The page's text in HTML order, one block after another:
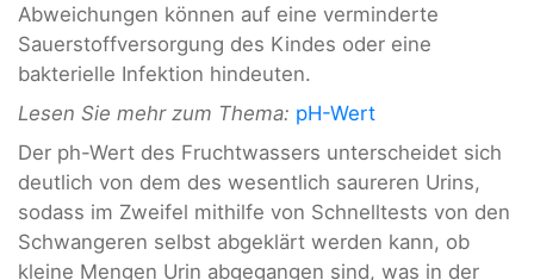
Abweichungen können auf eine verminderte
Sauerstoffversorgung des Kindes oder eine
bakterielle Infektion hindeuten.
Lesen Sie mehr zum Thema: pH-Wert
Der ph-Wert des Fruchtwassers unterscheidet sich
deutlich von dem des wesentlich saureren Urins,
sodass im Zweifel mithilfe von Schnelltests von den
Schwangeren selbst abgeklärt werden kann, ob
kleine Mengen Urin abgegangen sind, was in der